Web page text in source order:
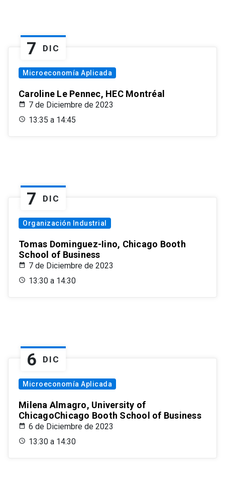
7 DIC
Microeconomía Aplicada
Caroline Le Pennec, HEC Montréal
7 de Diciembre de 2023
13:35 a 14:45
7 DIC
Organización Industrial
Tomas Dominguez-Iino, Chicago Booth
School of Business
7 de Diciembre de 2023
13:30 a 14:30
6 DIC
Microeconomía Aplicada
Milena Almagro, University of
ChicagoChicago Booth School of Business
6 de Diciembre de 2023
13:30 a 14:30